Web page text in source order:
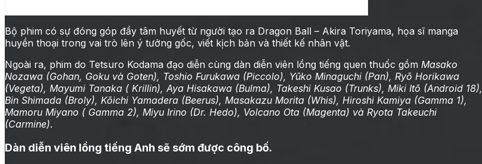
Bộ phim có sự đóng góp đầy tâm huyết từ người tạo ra Dragon Ball – Akira Toriyama, họa sĩ manga
huyền thoại trong vai trò lên ý tưởng gốc, viết kịch bản và thiết kế nhân vật.
Ngoài ra, phim do Tetsuro Kodama đạo diễn cùng dàn diễn viên lồng tiếng quen thuốc gồm Masako
Nozawa (Gohan, Goku và Goten), Toshio Furukawa (Piccolo), Yūko Minaguchi (Pan), Ryō Horikawa
(Vegeta), Mayumi Tanaka ( Krillin), Aya Hisakawa (Bulma), Takeshi Kusao (Trunks), Miki Itō (Android 18),
Bin Shimada (Broly), Kōichi Yamadera (Beerus), Masakazu Morita (Whis), Hiroshi Kamiya (Gamma 1),
Mamoru Miyano ( Gamma 2), Miyu Irino (Dr. Hedo), Volcano Ota (Magenta) và Ryota Takeuchi
(Carmine).
Dàn diễn viên lồng tiếng Anh sẽ sớm được công bố.